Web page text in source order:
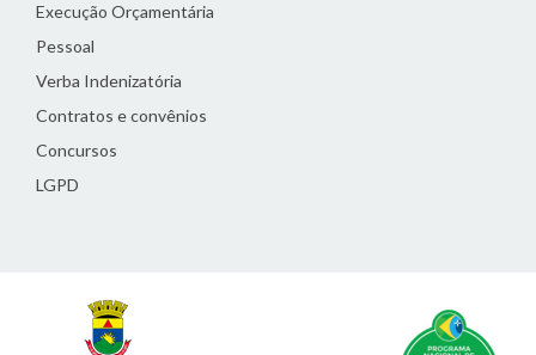
Execução Orçamentária
Pessoal
Verba Indenizatória
Contratos e convênios
Concursos
LGPD